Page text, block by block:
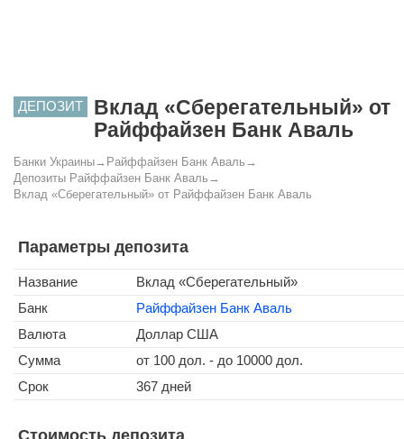
ДЕПОЗИТ
Вклад «Сберегательный» от
Райффайзен Банк Аваль
Банки Украины→ Райффайзен Банк Аваль →
Депозиты Райффайзен Банк Аваль →
Вклад «Сберегательный» от Райффайзен Банк Аваль
Параметры депозита
Название
Вклад «Сберегательный»
Банк
Райффайзен Банк Аваль
Валюта
Доллар США
Сумма
от 100 дол. - до 10000 дол.
Срок
367 дней
Стоимость депозита